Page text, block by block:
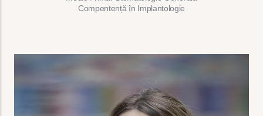
Compentență în Implantologie